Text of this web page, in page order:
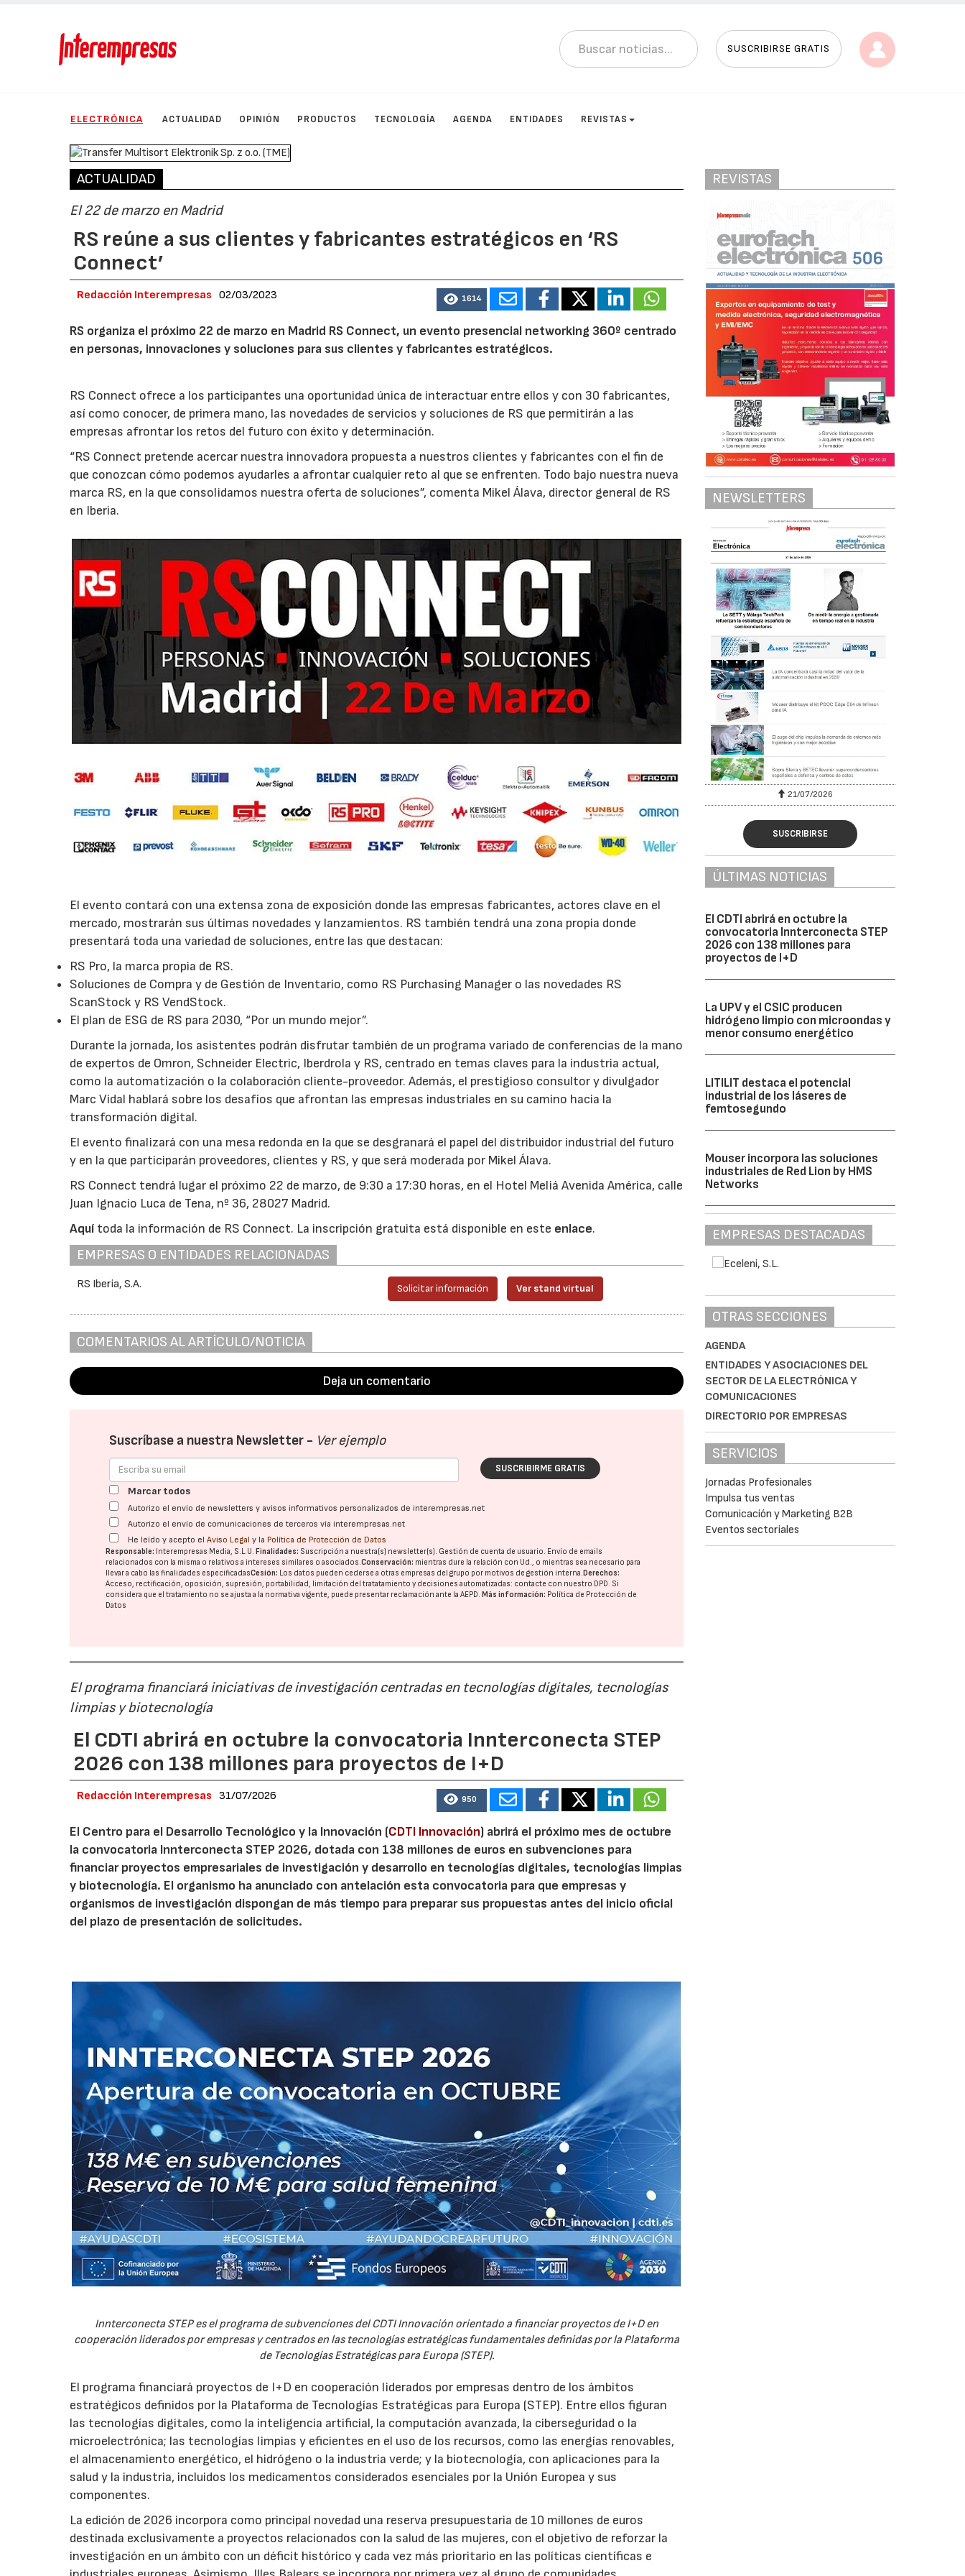
SUSCRIBIRSE GRATIS
ELECTRÓNICA ACTUALIDAD OPINIÓN PRODUCTOS TECNOLOGÍA AGENDA ENTIDADES REVISTAS
ACTUALIDAD
El 22 de marzo en Madrid
RS reúne a sus clientes y fabricantes estratégicos en ‘RS
Connect’
Redacción Interempresas 02/03/2023 1614
RS organiza el próximo 22 de marzo en Madrid RS Connect, un evento presencial networking 360º centrado
en personas, innovaciones y soluciones para sus clientes y fabricantes estratégicos.
RS Connect ofrece a los participantes una oportunidad única de interactuar entre ellos y con 30 fabricantes,
así como conocer, de primera mano, las novedades de servicios y soluciones de RS que permitirán a las
empresas afrontar los retos del futuro con éxito y determinación.
“RS Connect pretende acercar nuestra innovadora propuesta a nuestros clientes y fabricantes con el fin de
que conozcan cómo podemos ayudarles a afrontar cualquier reto al que se enfrenten. Todo bajo nuestra nueva
marca RS, en la que consolidamos nuestra oferta de soluciones”, comenta Mikel Álava, director general de RS
en Iberia.
El evento contará con una extensa zona de exposición donde las empresas fabricantes, actores clave en el
mercado, mostrarán sus últimas novedades y lanzamientos. RS también tendrá una zona propia donde
presentará toda una variedad de soluciones, entre las que destacan:
RS Pro, la marca propia de RS.
Soluciones de Compra y de Gestión de Inventario, como RS Purchasing Manager o las novedades RS
ScanStock y RS VendStock.
El plan de ESG de RS para 2030, “Por un mundo mejor”.
Durante la jornada, los asistentes podrán disfrutar también de un programa variado de conferencias de la mano
de expertos de Omron, Schneider Electric, Iberdrola y RS, centrado en temas claves para la industria actual,
como la automatización o la colaboración cliente-proveedor. Además, el prestigioso consultor y divulgador
Marc Vidal hablará sobre los desafíos que afrontan las empresas industriales en su camino hacia la
transformación digital.
El evento finalizará con una mesa redonda en la que se desgranará el papel del distribuidor industrial del futuro
y en la que participarán proveedores, clientes y RS, y que será moderada por Mikel Álava.
RS Connect tendrá lugar el próximo 22 de marzo, de 9:30 a 17:30 horas, en el Hotel Meliá Avenida América, calle
Juan Ignacio Luca de Tena, nº 36, 28027 Madrid.
Aquí toda la información de RS Connect. La inscripción gratuita está disponible en este enlace.
EMPRESAS O ENTIDADES RELACIONADAS
RS Iberia, S.A. Solicitar información Ver stand virtual
COMENTARIOS AL ARTÍCULO/NOTICIA
Deja un comentario
Suscríbase a nuestra Newsletter - Ver ejemplo
SUSCRIBIRME GRATIS
Marcar todos
Autorizo el envío de newsletters y avisos informativos personalizados de interempresas.net
Autorizo el envío de comunicaciones de terceros vía interempresas.net
He leído y acepto elAviso Legal y la Política de Protección de Datos
Responsable: Interempresas Media, S.L.U.Finalidades: Suscripción a nuestra(s) newsletter(s). Gestión de cuenta de usuario. Envío de emails
relacionados con la misma o relativos a intereses similares o asociados.Conservación: mientras dure la relación con Ud., o mientras sea necesario para
llevar a cabo las finalidades especificadasCesión: Los datos pueden cederse a otras empresas del grupo por motivos de gestión interna.Derechos:
Acceso, rectificación, oposición, supresión, portabilidad, limitación del tratatamiento y decisiones automatizadas: contacte con nuestro DPD. Si
considera que el tratamiento no se ajusta a la normativa vigente, puede presentar reclamación ante laAEPD.Más información: Política de Protección de
Datos
El programa financiará iniciativas de investigación centradas en tecnologías digitales, tecnologías
limpias y biotecnología
El CDTI abrirá en octubre la convocatoria Innterconecta STEP
2026 con 138 millones para proyectos de I+D
Redacción Interempresas 31/07/2026 950
El Centro para el Desarrollo Tecnológico y la Innovación (CDTI Innovación) abrirá el próximo mes de octubre
la convocatoria Innterconecta STEP 2026, dotada con 138 millones de euros en subvenciones para
financiar proyectos empresariales de investigación y desarrollo en tecnologías digitales, tecnologías limpias
y biotecnología. El organismo ha anunciado con antelación esta convocatoria para que empresas y
organismos de investigación dispongan de más tiempo para preparar sus propuestas antes del inicio oficial
del plazo de presentación de solicitudes.
Innterconecta STEP es el programa de subvenciones del CDTI Innovación orientado a financiar proyectos de I+D en
cooperación liderados por empresas y centrados en las tecnologías estratégicas fundamentales definidas por la Plataforma
de Tecnologías Estratégicas para Europa (STEP).
El programa financiará proyectos de I+D en cooperación liderados por empresas dentro de los ámbitos
estratégicos definidos por la Plataforma de Tecnologías Estratégicas para Europa (STEP). Entre ellos figuran
las tecnologías digitales, como la inteligencia artificial, la computación avanzada, la ciberseguridad o la
microelectrónica; las tecnologías limpias y eficientes en el uso de los recursos, como las energías renovables,
el almacenamiento energético, el hidrógeno o la industria verde; y la biotecnología, con aplicaciones para la
salud y la industria, incluidos los medicamentos considerados esenciales por la Unión Europea y sus
componentes.
La edición de 2026 incorpora como principal novedad una reserva presupuestaria de 10 millones de euros
destinada exclusivamente a proyectos relacionados con la salud de las mujeres, con el objetivo de reforzar la
investigación en un ámbito con un déficit histórico y cada vez más prioritario en las políticas científicas e
REVISTAS
NEWSLETTERS
21/07/2026
SUSCRIBIRSE
ÚLTIMAS NOTICIAS
El CDTI abrirá en octubre la
convocatoria Innterconecta STEP
2026 con 138 millones para
proyectos de I+D
La UPV y el CSIC producen
hidrógeno limpio con microondas y
menor consumo energético
LITILIT destaca el potencial
industrial de los láseres de
femtosegundo
Mouser incorpora las soluciones
industriales de Red Lion by HMS
Networks
EMPRESAS DESTACADAS
OTRAS SECCIONES
AGENDA
ENTIDADES Y ASOCIACIONES DEL
SECTOR DE LA ELECTRÓNICA Y
COMUNICACIONES
DIRECTORIO POR EMPRESAS
SERVICIOS
Jornadas Profesionales
Impulsa tus ventas
Comunicación y Marketing B2B
Eventos sectoriales